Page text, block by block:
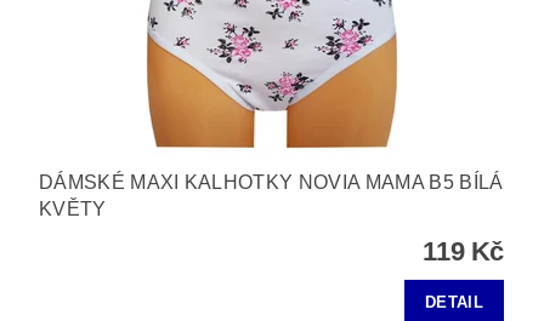
DÁMSKÉ MAXI KALHOTKY NOVIA MAMA B5 BÍLÁ
KVĚTY
119 Kč
DETAIL